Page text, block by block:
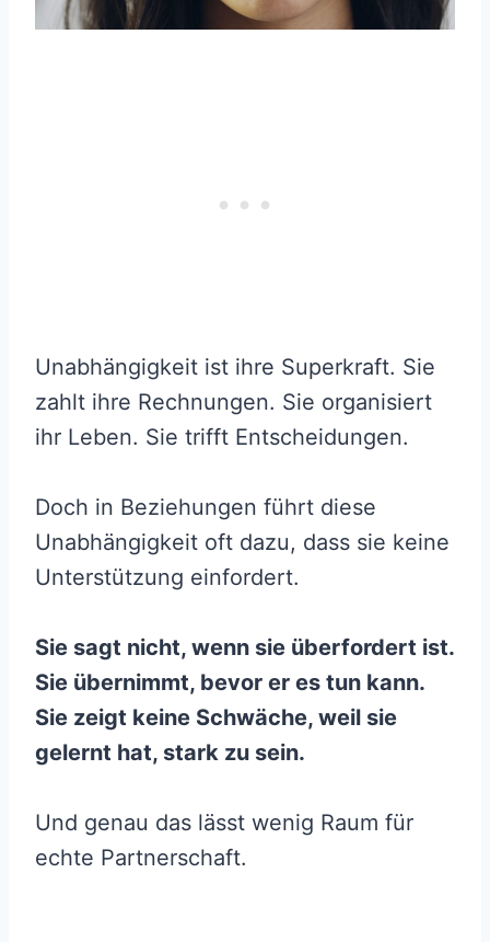
Unabhängigkeit ist ihre Superkraft. Sie
zahlt ihre Rechnungen. Sie organisiert
ihr Leben. Sie trifft Entscheidungen.
Doch in Beziehungen führt diese
Unabhängigkeit oft dazu, dass sie keine
Unterstützung einfordert.
Sie sagt nicht, wenn sie überfordert ist.
Sie übernimmt, bevor er es tun kann.
Sie zeigt keine Schwäche, weil sie
gelernt hat, stark zu sein.
Und genau das lässt wenig Raum für
echte Partnerschaft.